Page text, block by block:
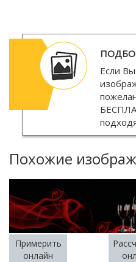
Если
Похожие
Примерить
онлайн